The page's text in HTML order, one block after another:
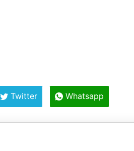
Twitter Whatsapp